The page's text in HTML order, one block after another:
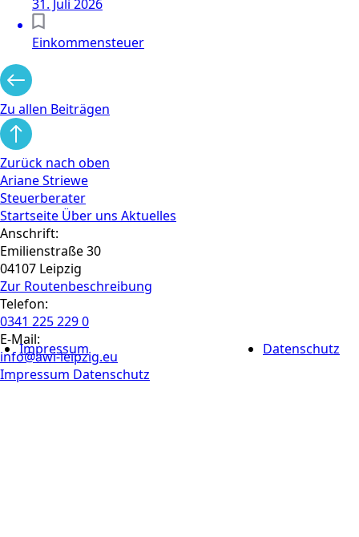
Impressum Datenschutz
31. Juli 2026
Einkommensteuer
Zu allen Beiträgen
Zurück nach oben
Ariane Striewe
Steuerberater
Startseite Über uns Aktuelles
Anschrift:
Emilienstraße 30
04107 Leipzig
Zur Routen­beschreibung
Telefon:
0341 225 229 0
E-Mail:
info@awi-leipzig.eu
Impressum Datenschutz